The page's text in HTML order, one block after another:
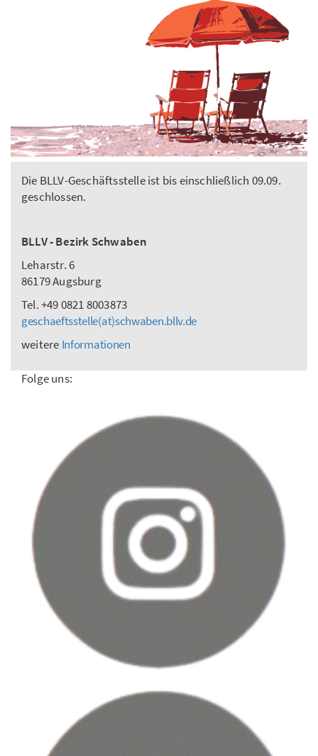
Die BLLV-Geschäftsstelle ist bis einschließlich 09.09.
geschlossen.
BLLV - Bezirk Schwaben
Leharstr. 6
86179 Augsburg
Tel. +49 0821 8003873
geschaeftsstelle(at)schwaben.bllv.de
weitere Informationen
Folge uns: